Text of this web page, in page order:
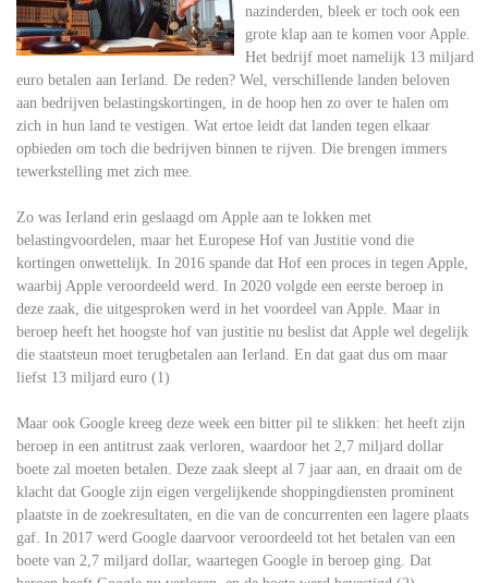
nazinderden, bleek er toch ook een
grote klap aan te komen voor Apple.
Het bedrijf moet namelijk 13 miljard
euro betalen aan Ierland. De reden? Wel, verschillende landen beloven
aan bedrijven belastingskortingen, in de hoop hen zo over te halen om
zich in hun land te vestigen. Wat ertoe leidt dat landen tegen elkaar
opbieden om toch die bedrijven binnen te rijven. Die brengen immers
tewerkstelling met zich mee.
Zo was Ierland erin geslaagd om Apple aan te lokken met
belastingvoordelen, maar het Europese Hof van Justitie vond die
kortingen onwettelijk. In 2016 spande dat Hof een proces in tegen Apple,
waarbij Apple veroordeeld werd. In 2020 volgde een eerste beroep in
deze zaak, die uitgesproken werd in het voordeel van Apple. Maar in
beroep heeft het hoogste hof van justitie nu beslist dat Apple wel degelijk
die staatsteun moet terugbetalen aan Ierland. En dat gaat dus om maar
liefst 13 miljard euro (1)
Maar ook Google kreeg deze week een bitter pil te slikken: het heeft zijn
beroep in een antitrust zaak verloren, waardoor het 2,7 miljard dollar
boete zal moeten betalen. Deze zaak sleept al 7 jaar aan, en draait om de
klacht dat Google zijn eigen vergelijkende shoppingdiensten prominent
plaatste in de zoekresultaten, en die van de concurrenten een lagere plaats
gaf. In 2017 werd Google daarvoor veroordeeld tot het betalen van een
boete van 2,7 miljard dollar, waartegen Google in beroep ging. Dat